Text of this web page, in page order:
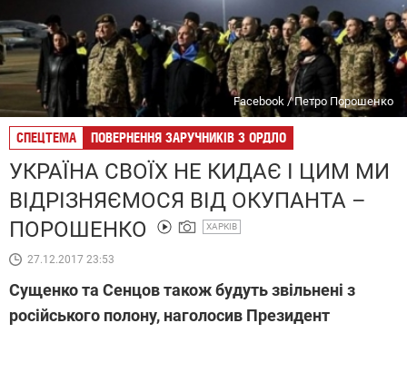
Facebook / Петро Порошенко
СПЕЦТЕМА ПОВЕРНЕННЯ ЗАРУЧНИКІВ З ОРДЛО
УКРАЇНА СВОЇХ НЕ КИДАЄ І ЦИМ МИ
ВІДРІЗНЯЄМОСЯ ВІД ОКУПАНТА –
ПОРОШЕНКО
ХАРКІВ
27.12.2017 23:53
Сущенко та Сенцов також будуть звільнені з
російського полону, наголосив Президент